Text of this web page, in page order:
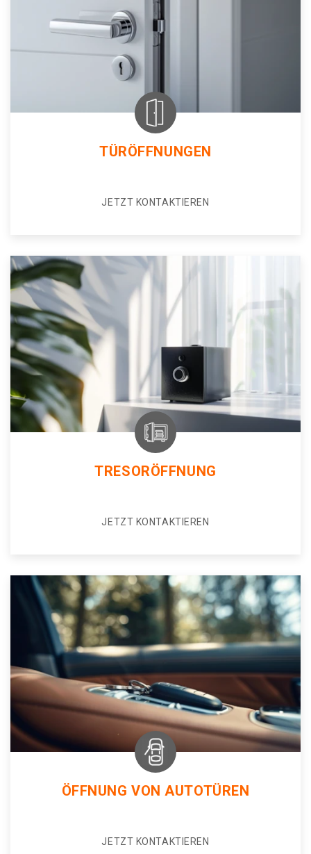
TÜRÖFFNUNGEN
JETZT KONTAKTIEREN
TRESORÖFFNUNG
JETZT KONTAKTIEREN
ÖFFNUNG VON AUTOTÜREN
JETZT KONTAKTIEREN